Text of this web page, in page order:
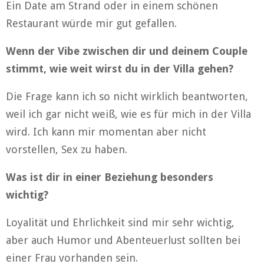
Ein Date am Strand oder in einem schönen
Restaurant würde mir gut gefallen.
Wenn der Vibe zwischen dir und deinem Couple
stimmt, wie weit wirst du in der Villa gehen?
Die Frage kann ich so nicht wirklich beantworten,
weil ich gar nicht weiß, wie es für mich in der Villa
wird. Ich kann mir momentan aber nicht
vorstellen, Sex zu haben.
Was ist dir in einer Beziehung besonders
wichtig?
Loyalität und Ehrlichkeit sind mir sehr wichtig,
aber auch Humor und Abenteuerlust sollten bei
einer Frau vorhanden sein.